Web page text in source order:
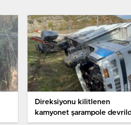
Direksiyonu kilitlenen
kamyonet şarampole